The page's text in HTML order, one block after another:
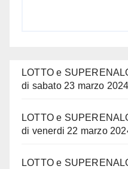
LOTTO e
di sabato 23 marzo 2024
LOTTO e
di venerdi 22 marzo
LOTTO e